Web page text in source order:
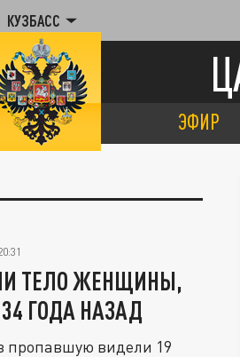
КУЗБАСС
ЭФИР
ТЕЛО ЖЕНЩИНЫ,
ГОДА НАЗАД
пропавшую видели 19